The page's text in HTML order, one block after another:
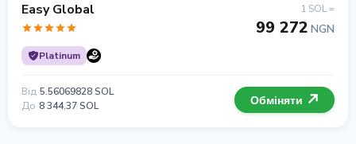
Easy Global
Platinum
1 SOL =
99 272 NGN
Від 5.56069828 SOL
До 8 344.37 SOL Обміняти